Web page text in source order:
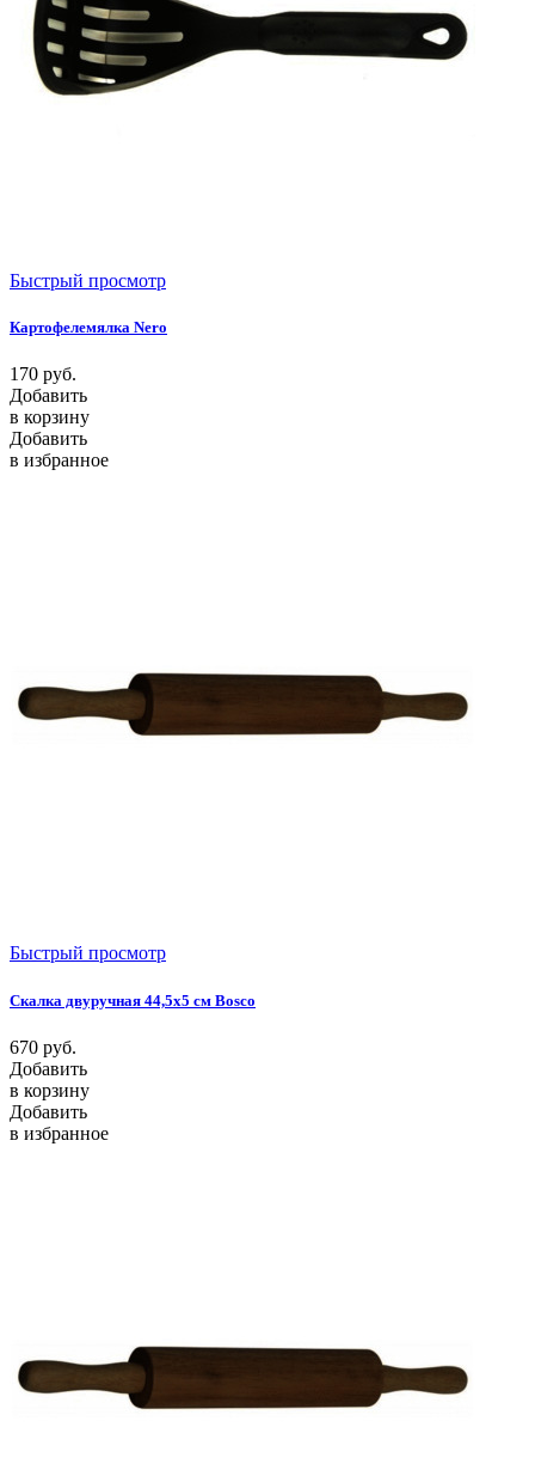
Быстрый просмотр
Картофелемялка Nero
170 руб.
Добавить
в корзину
Добавить
в избранное
Быстрый просмотр
Скалка двуручная 44,5х5 см Bosco
670 руб.
Добавить
в корзину
Добавить
в избранное